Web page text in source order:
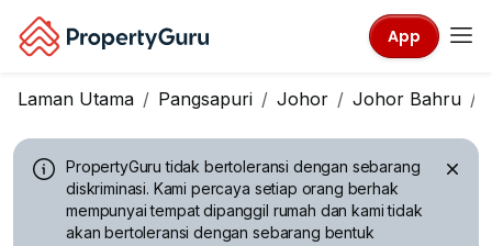
App
Laman Utama Pangsapuri Johor Johor Bahru
PropertyGuru tidak bertoleransi dengan sebarang
diskriminasi. Kami percaya setiap orang berhak
mempunyai tempat dipanggil rumah dan kami tidak
akan bertoleransi dengan sebarang bentuk